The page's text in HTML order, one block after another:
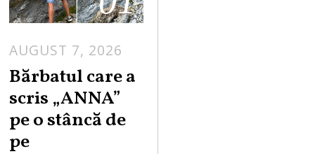
AUGUST 7, 2026
Bărbatul care a
scris „ANNA”
pe o stâncă de
pe